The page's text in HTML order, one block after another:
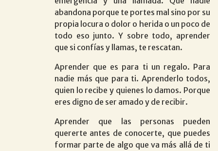
abandona porque te portes mal sino por su
propia locura o dolor o herida o un poco de
todo eso junto. Y sobre todo, aprender
que si confías y llamas, te rescatan.
Aprender que es para ti un regalo. Para
nadie más que para ti. Aprenderlo todos,
quien lo recibe y quienes lo damos. Porque
eres digno de ser amado y de recibir.
Aprender que las personas pueden
quererte antes de conocerte, que puedes
formar parte de algo que va más allá de ti